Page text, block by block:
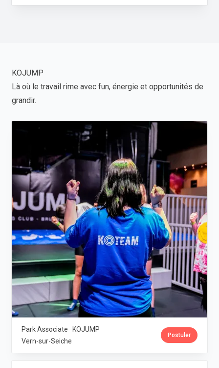
KOJUMP
Là où le travail rime avec fun, énergie et opportunités de
grandir.
Park Associate · KOJUMP
Vern-sur-Seiche
Postuler